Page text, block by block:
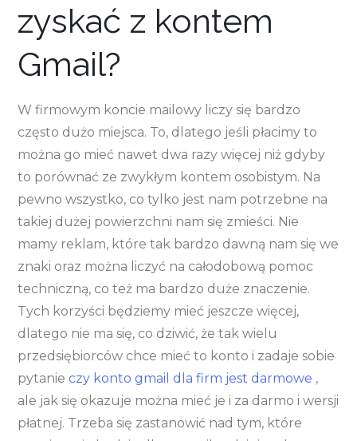
zyskać z kontem
Gmail?
W firmowym koncie mailowy liczy się bardzo
często dużo miejsca. To, dlatego jeśli płacimy to
można go mieć nawet dwa razy więcej niż gdyby
to porównać ze zwykłym kontem osobistym. Na
pewno wszystko, co tylko jest nam potrzebne na
takiej dużej powierzchni nam się zmieści. Nie
mamy reklam, które tak bardzo dawną nam się we
znaki oraz można liczyć na całodobową pomoc
techniczną, co też ma bardzo duże znaczenie.
Tych korzyści będziemy mieć jeszcze więcej,
dlatego nie ma się, co dziwić, że tak wielu
przedsiębiorców chce mieć to konto i zadaje sobie
pytanieczy konto gmail dla firm jest darmowe ,
ale jak się okazuje można mieć je i za darmo i wersji
płatnej. Trzeba się zastanowić nad tym, które